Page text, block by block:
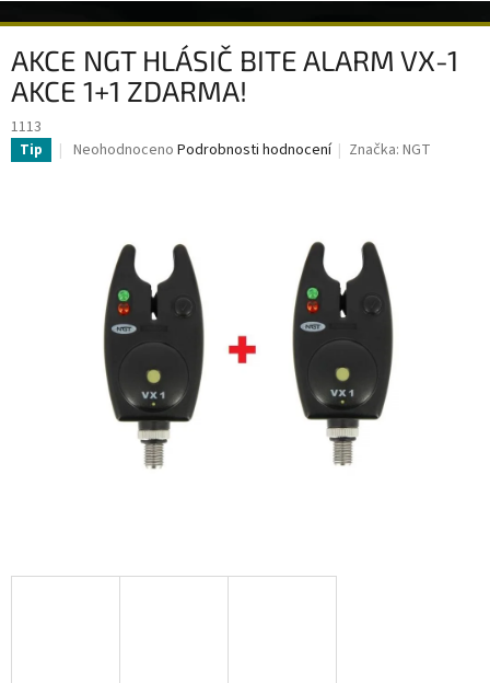
AKCE NGT HLÁSIČ BITE ALARM VX-1
AKCE 1+1 ZDARMA!
1113
Tip
Průměrné
hvězdiček.
Neohodnoceno Podrobnosti hodnocení Značka:NGT